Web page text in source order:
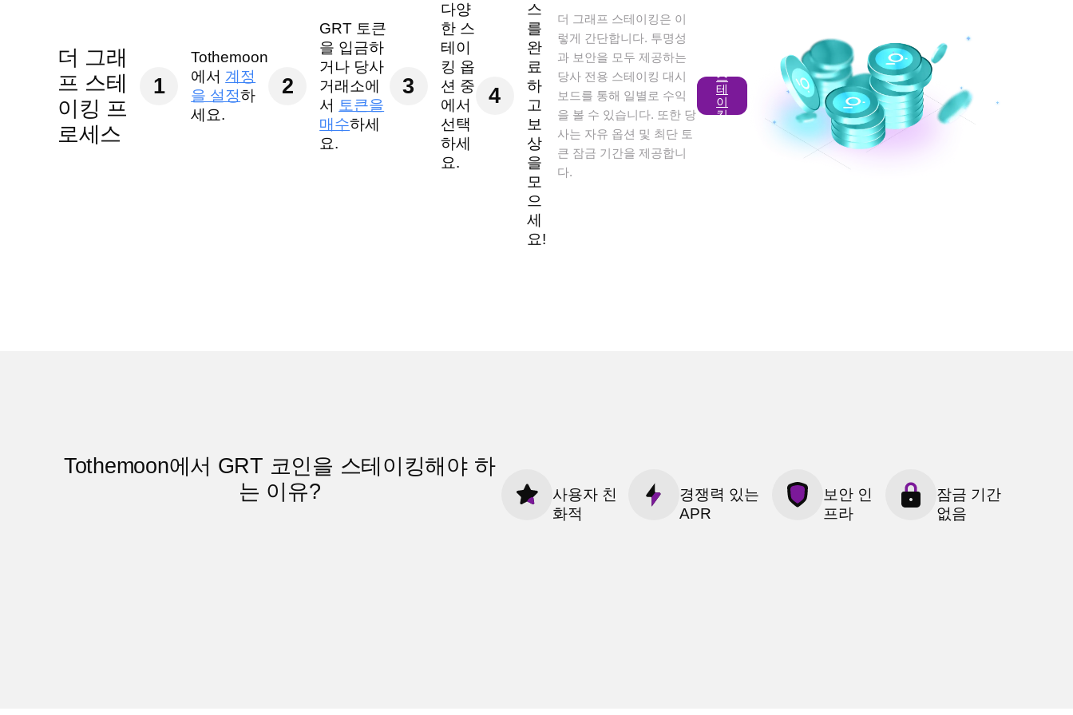
더 그래
프 스테
이킹 프
로세스
1
Tothemoon
에서 계정
을 설정하
세요.
2
GRT 토큰
을 입금하
거나 당사
거래소에
서 토큰을
매수하세
요.
3
다양
한 스
테이
킹 옵
션 중
에서
선택
하세
요.
4
스
를
완
료
하
고
보
상
을
모
으
세
요!
더 그래프 스테이킹은 이
렇게 간단합니다. 투명성
과 보안을 모두 제공하는
당사 전용 스테이킹 대시
보드를 통해 일별로 수익
을 볼 수 있습니다. 또한 당
사는 자유 옵션 및 최단 토
큰 잠금 기간을 제공합니
다.
스
테
이
킹
Tothemoon에서 GRT 코인을 스테이킹해야 하
는 이유?
사용자 친
화적
경쟁력 있는
APR
보안 인
프라
잠금 기간
없음